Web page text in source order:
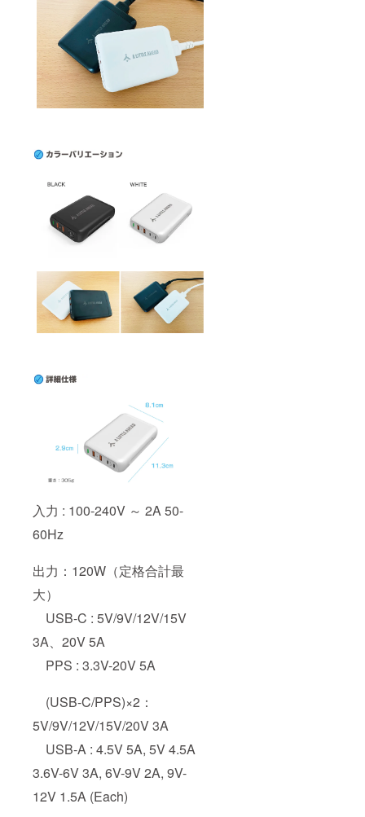
入力 : 100-240V ～ 2A 50-
60Hz
出力：120W（定格合計最
大）
USB-C : 5V/9V/12V/15V
3A、20V 5A
PPS : 3.3V-20V 5A
(USB-C/PPS)×2：
5V/9V/12V/15V/20V 3A
USB-A : 4.5V 5A, 5V 4.5A
3.6V-6V 3A, 6V-9V 2A, 9V-
12V 1.5A (Each)